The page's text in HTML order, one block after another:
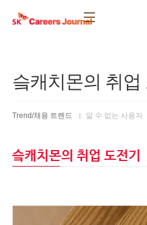
슼캐치몬의 취업
Trend/채용 트렌드 알 수 없는 사용자
슼캐치몬의 취업 도전기